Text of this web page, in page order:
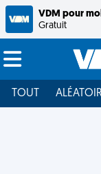
VDM pour
Gratuit
TOUT